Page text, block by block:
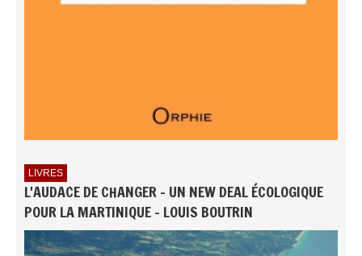
LIVRES
L'AUDACE DE CHANGER - UN NEW DEAL ÉCOLOGIQUE
POUR LA MARTINIQUE - LOUIS BOUTRIN